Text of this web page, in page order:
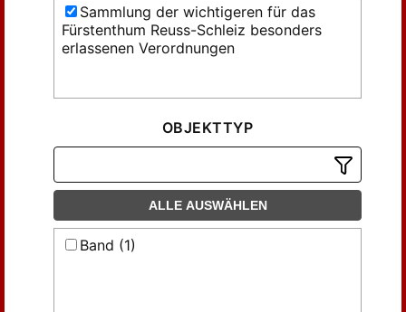
Sammlung der wichtigeren für das
Fürstenthum Reuss-Schleiz besonders
erlassenen Verordnungen
OBJEKTTYP
ALLE AUSWÄHLEN
Band (1)